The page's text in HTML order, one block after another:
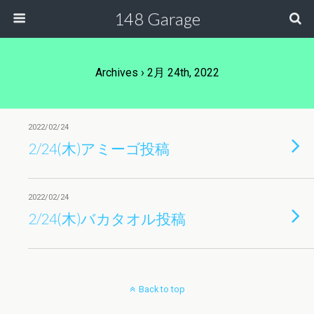
148 Garage
Archives › 2月 24th, 2022
2022/02/24
2/24(木)アミーゴ投稿
2022/02/24
2/24(木)バカタオル投稿
Back to top